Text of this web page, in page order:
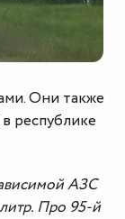
Они также
республике
АЗС
литр. Про 95-й